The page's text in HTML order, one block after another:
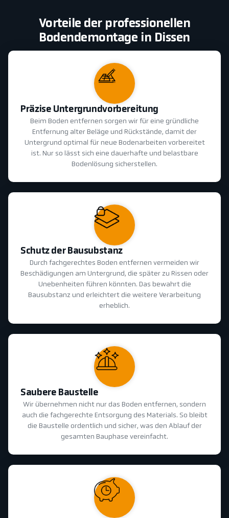
Vorteile der professionellen
Bodendemontage in Dissen
Präzise Untergrundvorbereitung
Beim Boden entfernen sorgen wir für eine gründliche
Entfernung alter Beläge und Rückstände, damit der
Untergrund optimal für neue Bodenarbeiten vorbereitet
ist. Nur so lässt sich eine dauerhafte und belastbare
Bodenlösung sicherstellen.
Schutz der Bausubstanz
Durch fachgerechtes Boden entfernen vermeiden wir
Beschädigungen am Untergrund, die später zu Rissen oder
Unebenheiten führen könnten. Das bewahrt die
Bausubstanz und erleichtert die weitere Verarbeitung
erheblich.
Saubere Baustelle
Wir übernehmen nicht nur das Boden entfernen, sondern
auch die fachgerechte Entsorgung des Materials. So bleibt
die Baustelle ordentlich und sicher, was den Ablauf der
gesamten Bauphase vereinfacht.